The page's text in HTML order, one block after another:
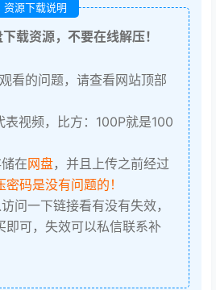
资源下载说明
载资源，不要在线解压！
看的问题，请查看网站顶部
表视频，比方：100P就是100
在网盘，并且上传之前经过
密码是没有问题的！
问一下链接看有没有失效，
即可，失效可以私信联系补